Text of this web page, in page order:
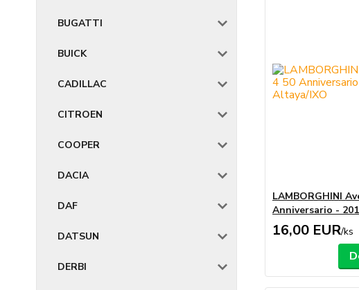
BUGATTI
BUICK
CADILLAC
CITROEN
COOPER
DACIA
DAF
DATSUN
DERBI
LAMBORGHINI
Anniversario -
16,00 EUR/ks